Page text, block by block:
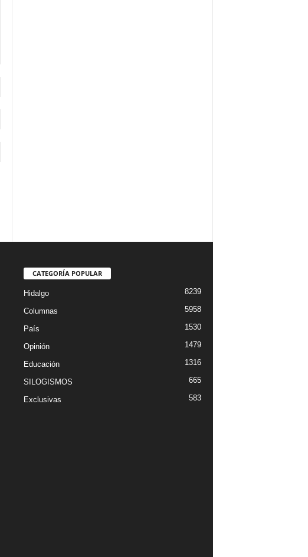
CATEGORÍA POPULAR
Hidalgo 8239
Columnas 5958
País 1530
Opinión 1479
Educación 1316
SILOGISMOS 665
Exclusivas 583